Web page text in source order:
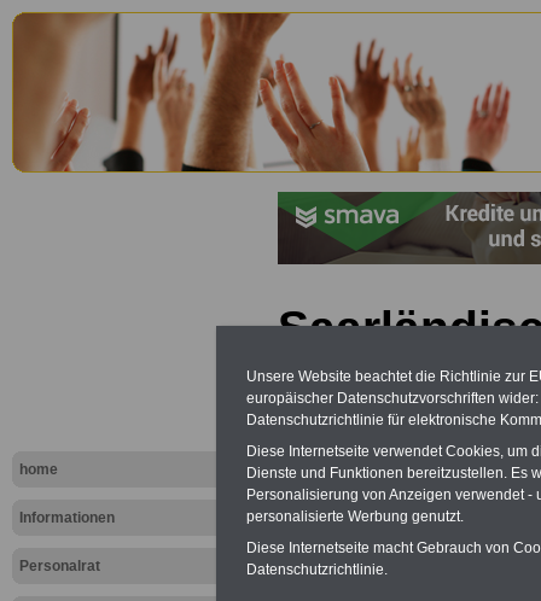
home
Informationen
Personalrat
der Wahl,
Unsere Website beachtet die Richtlinie zur
europäischer Datenschutzvorschriften
Datenschutzrichtlinie für elektronische
Diese Internetseite verwendet Cookies, um
Dienste und Funktionen bereitzustellen. Es
Personalisierung von Anzeigen verwendet
personalisierte Werbung genutzt.
Diese Internetseite macht Gebrauch von
Datenschutzrichtlinie.